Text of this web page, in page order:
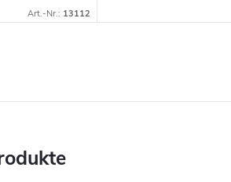
Art.-Nr.: 13112